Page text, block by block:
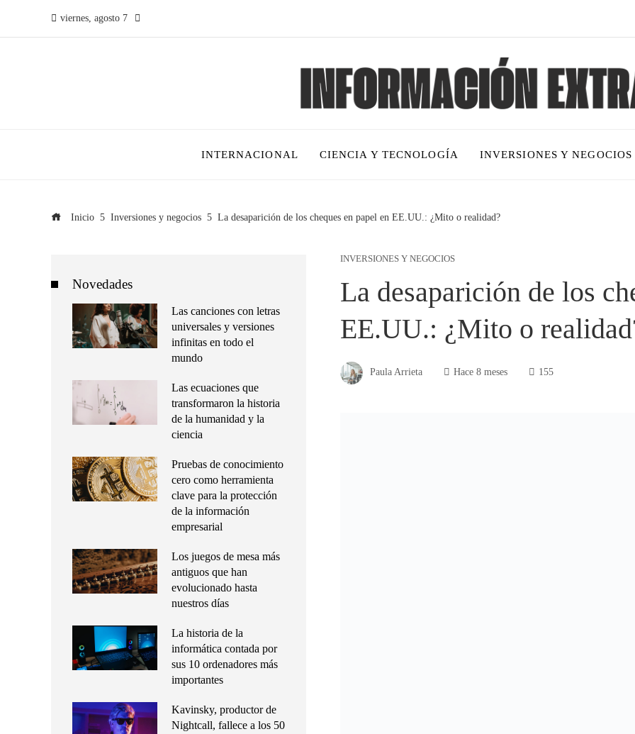
viernes, agosto 7
INTERNACIONAL CIENCIA Y TECNOLOGÍA INVERSIONES Y NEGOCIOS
Inicio Inversiones y negocios La desaparición de los cheques en papel en EE.UU.: ¿Mito o realidad?
INVERSIONES Y NEGOCIOS
La desaparición de los
EE.UU.: ¿Mito o
Paula Arrieta Hace 8 meses 155
Novedades
Las canciones con letras
universales y versiones
infinitas en todo el
mundo
Las ecuaciones que
transformaron la historia
de la humanidad y la
ciencia
Pruebas de conocimiento
cero como herramienta
clave para la protección
de la información
empresarial
Los juegos de mesa más
antiguos que han
evolucionado hasta
nuestros días
La historia de la
informática contada por
sus 10 ordenadores más
importantes
Kavinsky, productor de
Nightcall, fallece a los 50